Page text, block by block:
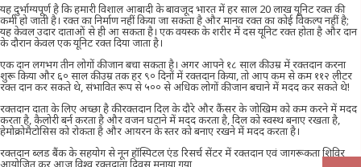
यह दुर्भाग्यपूर्ण है कि हमारी विशाल आबादी के बावजूद भारत में हर साल 20 लाख यूनिट रक्त की
कमी हो जाती है। रक्त का निर्माण नहीं किया जा सकता है और मानव रक्त का कोई विकल्प नहीं है;
यह केवल उदार दाताओं से ही आ सकता है। एक वयस्क के शरीर में दस यूनिट रक्त होता है और दान
के दौरान केवल एक यूनिट रक्त दिया जाता है।
एक दान लगभग तीन लोगों की जान बचा सकता है। अगर आपने १८ साल की उम्र में रक्तदान करना
शुरू किया और ६० साल की उम्र तक हर ९० दिनों में रक्तदान किया, तो आप कम से कम ११२ लीटर
रक्त दान कर सकते थे, संभावित रूप से ५०० से अधिक लोगों की जान बचाने में मदद कर सकते थे!
रक्तदान दाता के लिए अच्छा है की रक्तदान दिल के दौरे और कैंसर के जोखिम को कम करने में मदद
करता है, कैलोरी बर्न करता है और वजन घटाने में मदद करता है, दिल को स्वस्थ बनाए रखता है,
हेमोक्रोमैटोसिस को रोकता है और आयरन के स्तर को बनाए रखने में मदद करता है।
रक्तदान ब्लड बैंक के सहयोग से नून हॉस्पिटल एंड रिसर्च सेंटर में रक्तदान एवं जागरूकता शिविर
आयोजित कर आज विश्व रक्तदाता दिवस मनाया गया